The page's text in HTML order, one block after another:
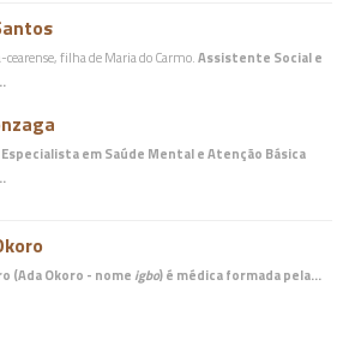
filha de Maria do Carmo.Assistente Social e
em Saúde Mental e Atenção Básica
(Ada Okoro - nome igbo) é médicaformada pela…